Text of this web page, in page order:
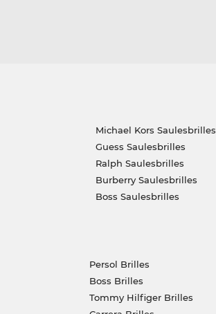
Michael Kors Saulesbrilles
Guess Saulesbrilles
Ralph Saulesbrilles
Burberry Saulesbrilles
Boss Saulesbrilles
Persol Brilles
Boss Brilles
Tommy Hilfiger Brilles